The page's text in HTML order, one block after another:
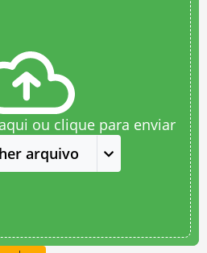
ou clique para enviar
arquivo